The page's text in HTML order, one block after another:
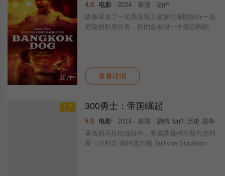
正片
4.0 电影 · 2024 · 泰国 · 动作
故事讲述了一名美国特工被派往泰国执行一项
危险的卧底任务，目的是摧毁一个残忍的犯罪
查看详情
正片 300勇士：帝国崛起
5.0 电影 · 2014 · 美国 · 剧情 动作 历史 战争
著名的马拉松战役中，希腊英雄特米斯托克列
斯（沙利文·斯特普尔顿 Sullivan Stapleton